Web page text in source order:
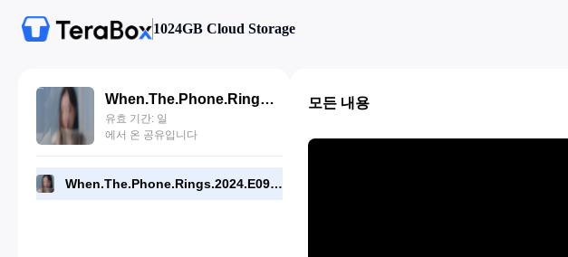
1024GB Cloud Storage
When.The.Phone.Rings.2024.E09.720p.NF.WEB.[RMC].mp4
유효 기간: 일
에서 온 공유입니다
When.The.Phone.Rings.2024.E09.720p.NF.WEB.[RMC].mp4
모든 내용